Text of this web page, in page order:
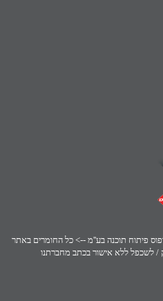
פיתוח תוכנה בע''מ --> כל החומרים באתר
/ לשכפל ללא אישור בכתב מחברתנו